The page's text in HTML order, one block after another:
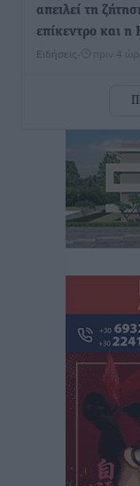
απειλεί τη
επίκεντρο και η
Ειδήσεις πριν 4
Νέο ξενοδοχείο
Τοπικές Ειδήσεις•
Αυτοκίνητο
Μαστιχάρι –
Τοπικές Ειδήσεις•
“Η Ευρώπη
τρόμου” – Η
Γιασιράνη στον
Σύμφωνο της
Τοπικές Ειδήσεις •
Συναυλία με